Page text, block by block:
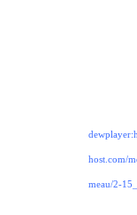
host.com/
meau/2-